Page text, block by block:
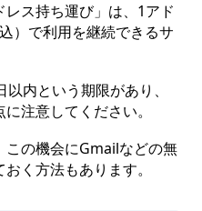
ス持ち運び」は、1アド
）で利用を継続できるサ
内という期限があり、
注意してください。
この機会にGmailなどの無
く方法もあります。